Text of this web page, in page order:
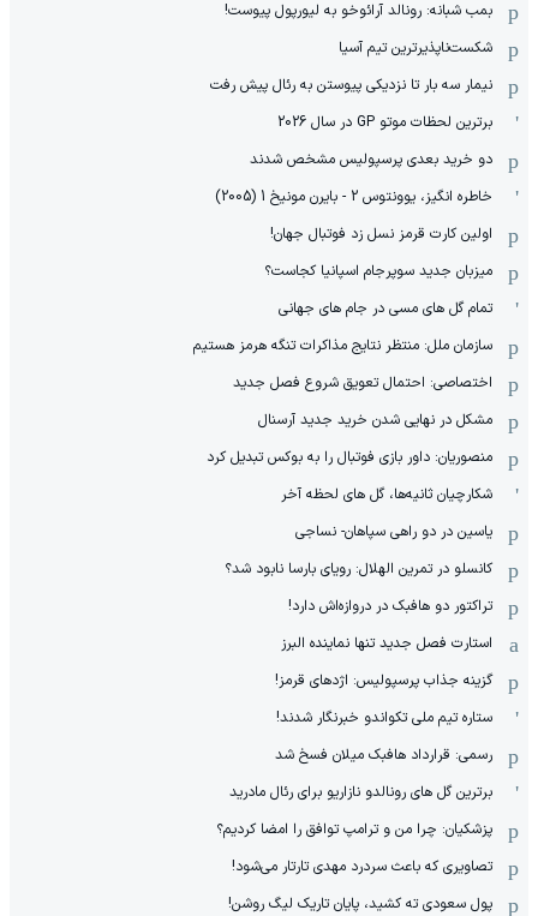
بمب شبانه: رونالد آرائوخو به لیورپول پیوست!
شکست‌ناپذیرترین تیم آسیا
نیمار سه بار تا نزدیکی پیوستن به رئال پیش رفت
برترین لحظات موتو GP در سال 2026
دو خرید بعدی پرسپولیس مشخص شدند
خاطره انگیز، یوونتوس 2 - بایرن مونیخ 1 (2005)
اولین کارت قرمز نسل زد فوتبال جهان!
میزبان جدید سوپرجام اسپانیا کجاست؟
تمام گل های مسی در جام های جهانی
سازمان ملل: منتظر نتایج مذاکرات تنگه هرمز هستیم
اختصاصی: احتمال تعویق شروع فصل جدید
مشکل در نهایی شدن خرید جدید آرسنال
منصوریان: داور بازی فوتبال را به بوکس تبدیل کرد
شکارچیان ثانیه‌ها، گل های لحظه آخر
یاسین در دو راهی سپاهان- نساجی
کانسلو در تمرین الهلال: رویای بارسا نابود شد؟
تراکتور دو هافبک در دروازه‌اش دارد!
استارت فصل جدید تنها نماینده البرز
گزینه جذاب پرسپولیس: اژدهای قرمز!
ستاره تیم ملی تکواندو خبرنگار شدند!
رسمی: قرارداد هافبک میلان فسخ شد
برترین گل های رونالدو نازاریو برای رئال مادرید
پزشکیان: چرا من و ترامپ توافق را امضا کردیم؟
تصاویری که باعث سردرد مهدی تارتار می‌شود!
پول سعودی ته کشید، پایان تاریک لیگ روشن!